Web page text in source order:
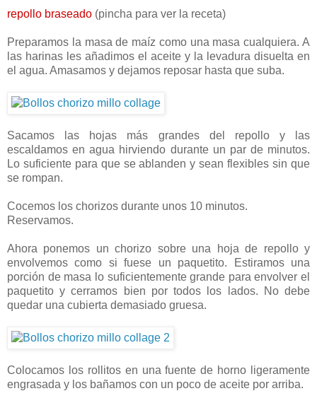
repollo braseado (pincha para ver la receta)
Preparamos la masa de maíz como una masa cualquiera. A
las harinas les añadimos el aceite y la levadura disuelta en
el agua. Amasamos y dejamos reposar hasta que suba.
Sacamos las hojas más grandes del repollo y las
escaldamos en agua hirviendo durante un par de minutos.
Lo suficiente para que se ablanden y sean flexibles sin que
se rompan.
Cocemos los chorizos durante unos 10 minutos.
Reservamos.
Ahora ponemos un chorizo sobre una hoja de repollo y
envolvemos como si fuese un paquetito. Estiramos una
porción de masa lo suficientemente grande para envolver el
paquetito y cerramos bien por todos los lados. No debe
quedar una cubierta demasiado gruesa.
Colocamos los rollitos en una fuente de horno ligeramente
engrasada y los bañamos con un poco de aceite por arriba.